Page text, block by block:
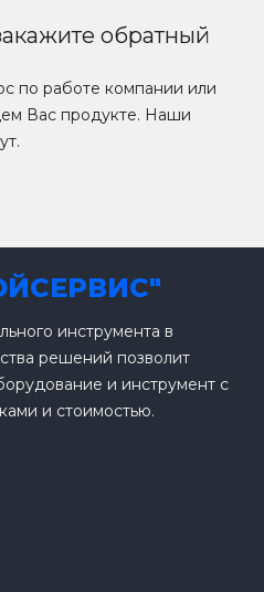
обратный
по работе компании или
Вас продукте. Наши
инструмента в
решений позволит
и инструмент с
и стоимостью.